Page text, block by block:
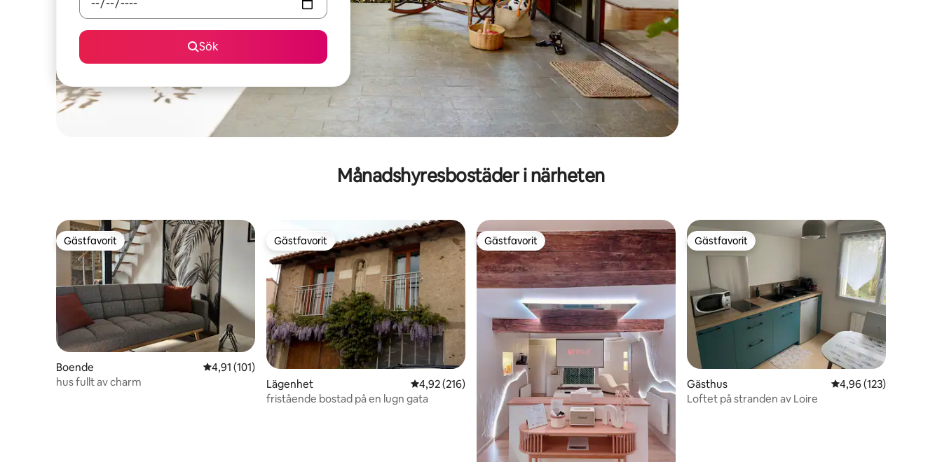
Sök
Månadshyresbostäder i närheten
Gästfavorit
Gästfavorit
Boende 4,91 av 5 i genomsnittligt betyg, 101 omdömen
4,91 (101)
hus fullt av charm
Gästfavorit
Gästfavorit
Lägenhet 4,92 av 5 i genomsnittligt betyg, 216 omdömen
4,92 (216)
fristående bostad på en lugn gata
Gästfavorit
Gästfavorit Gästfavorit
Gästfavorit
Gästhus 4,96 av 5 i
4,96 (123)
Loftet på stranden av Loire